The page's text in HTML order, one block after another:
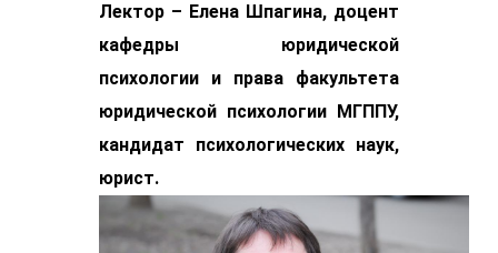
Лектор – Елена Шпагина, доцент
кафедры юридической
психологии и права факультета
юридической психологии МГППУ,
кандидат психологических наук,
юрист.